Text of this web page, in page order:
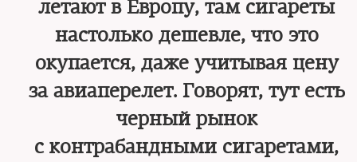
летают в Европу, там сигареты
настолько дешевле, что это
окупается, даже учитывая цену
за авиаперелет. Говорят, тут есть
черный рынок
с контрабандными сигаретами,